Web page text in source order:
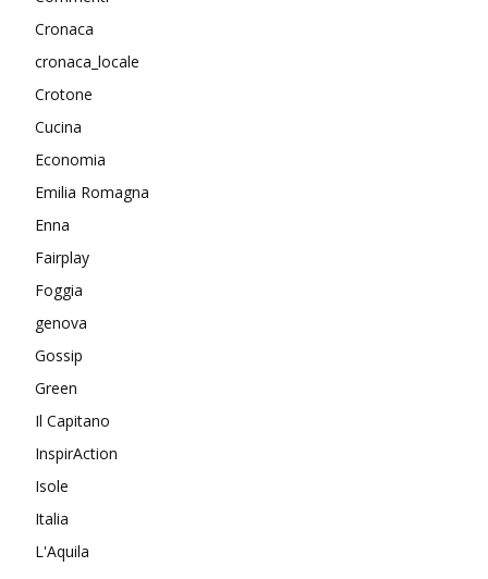
Cronaca
cronaca_locale
Crotone
Cucina
Economia
Emilia Romagna
Enna
Fairplay
Foggia
genova
Gossip
Green
Il Capitano
InspirAction
Isole
Italia
L'Aquila